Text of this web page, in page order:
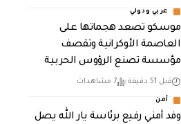
عربي ودولي
موسكو تصعد هجماتها على
العاصمة الأوكرانية وتقصف
مؤسسة تصنع الرؤوس الحربية
قبل 51 دقيقة 7 مشاهدات
أمن
وفد أمني رفيع برئاسة يار الله يصل